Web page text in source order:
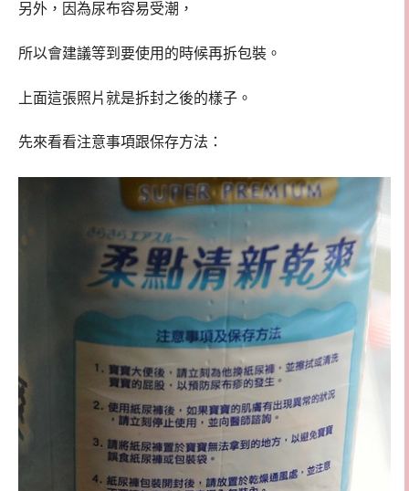
另外，因為尿布容易受潮，
所以會建議等到要使用的時候再拆包裝。
上面這張照片就是拆封之後的樣子。
先來看看注意事項跟保存方法：